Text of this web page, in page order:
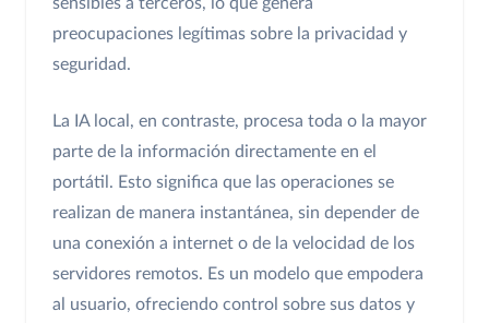
preocupaciones legítimas sobre la privacidad y
seguridad.
La IA local, en contraste, procesa toda o la mayor
parte de la información directamente en el
portátil. Esto significa que las operaciones se
realizan de manera instantánea, sin depender de
una conexión a internet o de la velocidad de los
servidores remotos. Es un modelo que empodera
al usuario, ofreciendo control sobre sus datos y